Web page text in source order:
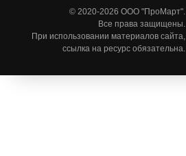
© 2020-2026 ООО "ПроМарт".
Все права защищены.
При использовании материалов сайта,
ссылка на ресурс обязательна.